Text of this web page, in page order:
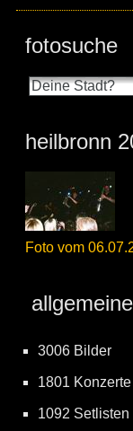
fotosuche
heilbronn
Foto vom
3006 Bilder
1801 Konzerte
1092 Setlisten